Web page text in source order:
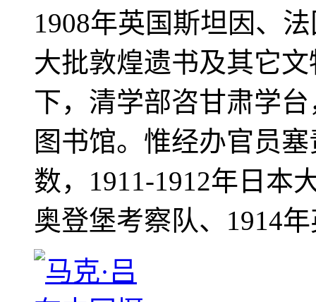
1908年英国斯坦因、
大批敦煌遗书及其它
下，清学部咨甘肃学
图书馆。惟经办官员
数，1911-1912年日本
奥登堡考察队、1914